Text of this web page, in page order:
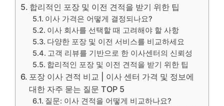
합리적인 포장 및 이전 견적을 받기 위한 팁
이사 가격은 어떻게 결정되나요?
이사 회사를 선택할 때 고려해야 할 사항
다양한 포장 및 이전 서비스를 비교하세요
고객 리뷰를 기반으로 한 이사센터의 신뢰성
합리적인 포장 및 이전 견적을 받기 위한 팁
포장 이사 견적 비교 | 이사 센터 가격 및 정보에
대한 자주 묻는 질문 TOP 5
질문: 이사 견적을 어떻게 비교하나요?